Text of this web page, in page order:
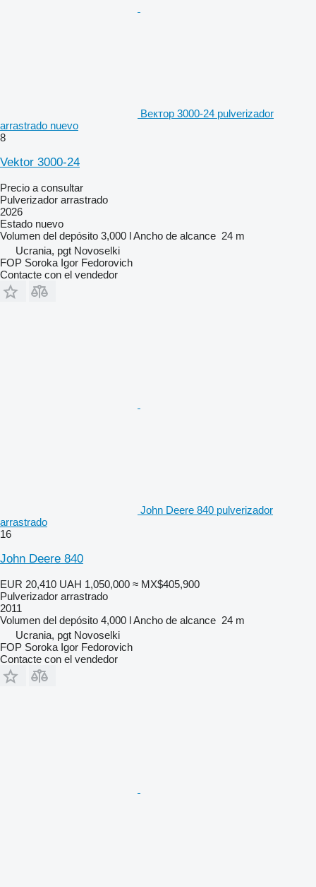
Вектор 3000-24 pulverizador
arrastrado nuevo
8
Vektor 3000-24
Precio a consultar
Pulverizador arrastrado
2026
Estado nuevo
Volumen del depósito 3,000 lAncho de alcance 24 m
Ucrania, pgt Novoselki
FOP Soroka Igor Fedorovich
Contacte con el vendedor
John Deere 840 pulverizador
arrastrado
16
John Deere 840
EUR 20,410 UAH 1,050,000 ≈ MX$405,900
Pulverizador arrastrado
2011
Volumen del depósito 4,000 lAncho de alcance 24 m
Ucrania, pgt Novoselki
FOP Soroka Igor Fedorovich
Contacte con el vendedor